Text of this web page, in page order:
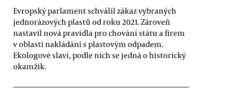
Evropský parlament schválil zákaz vybraných
jednorázových plastů od roku 2021. Zároveň
nastavil nová pravidla pro chování státu a firem
v oblasti nakládání s plastovým odpadem.
Ekologové slaví, podle nich se jedná o historický
okamžik.